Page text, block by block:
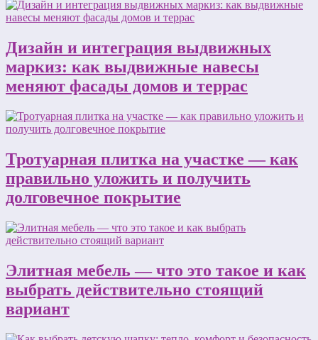
Дизайн и интеграция выдвижных
маркиз: как выдвижные навесы
меняют фасады домов и террас
Тротуарная плитка на участке — как
правильно уложить и получить
долговечное покрытие
Элитная мебель — что это такое и как
выбрать действительно стоящий
вариант